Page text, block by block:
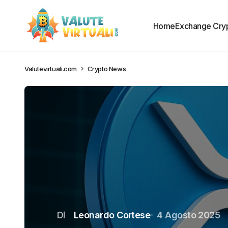
HomeExchange
Valutevirtuali.com Crypto News
Di Leonardo Cortese 4 Agosto 2025